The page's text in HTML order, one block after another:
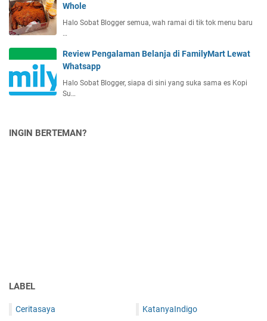
Whole
Halo Sobat Blogger semua, wah ramai di tik tok menu baru
…
Review Pengalaman Belanja di FamilyMart Lewat
Whatsapp
Halo Sobat Blogger, siapa di sini yang suka sama es Kopi
Su…
INGIN BERTEMAN?
LABEL
Ceritasaya
KatanyaIndigo